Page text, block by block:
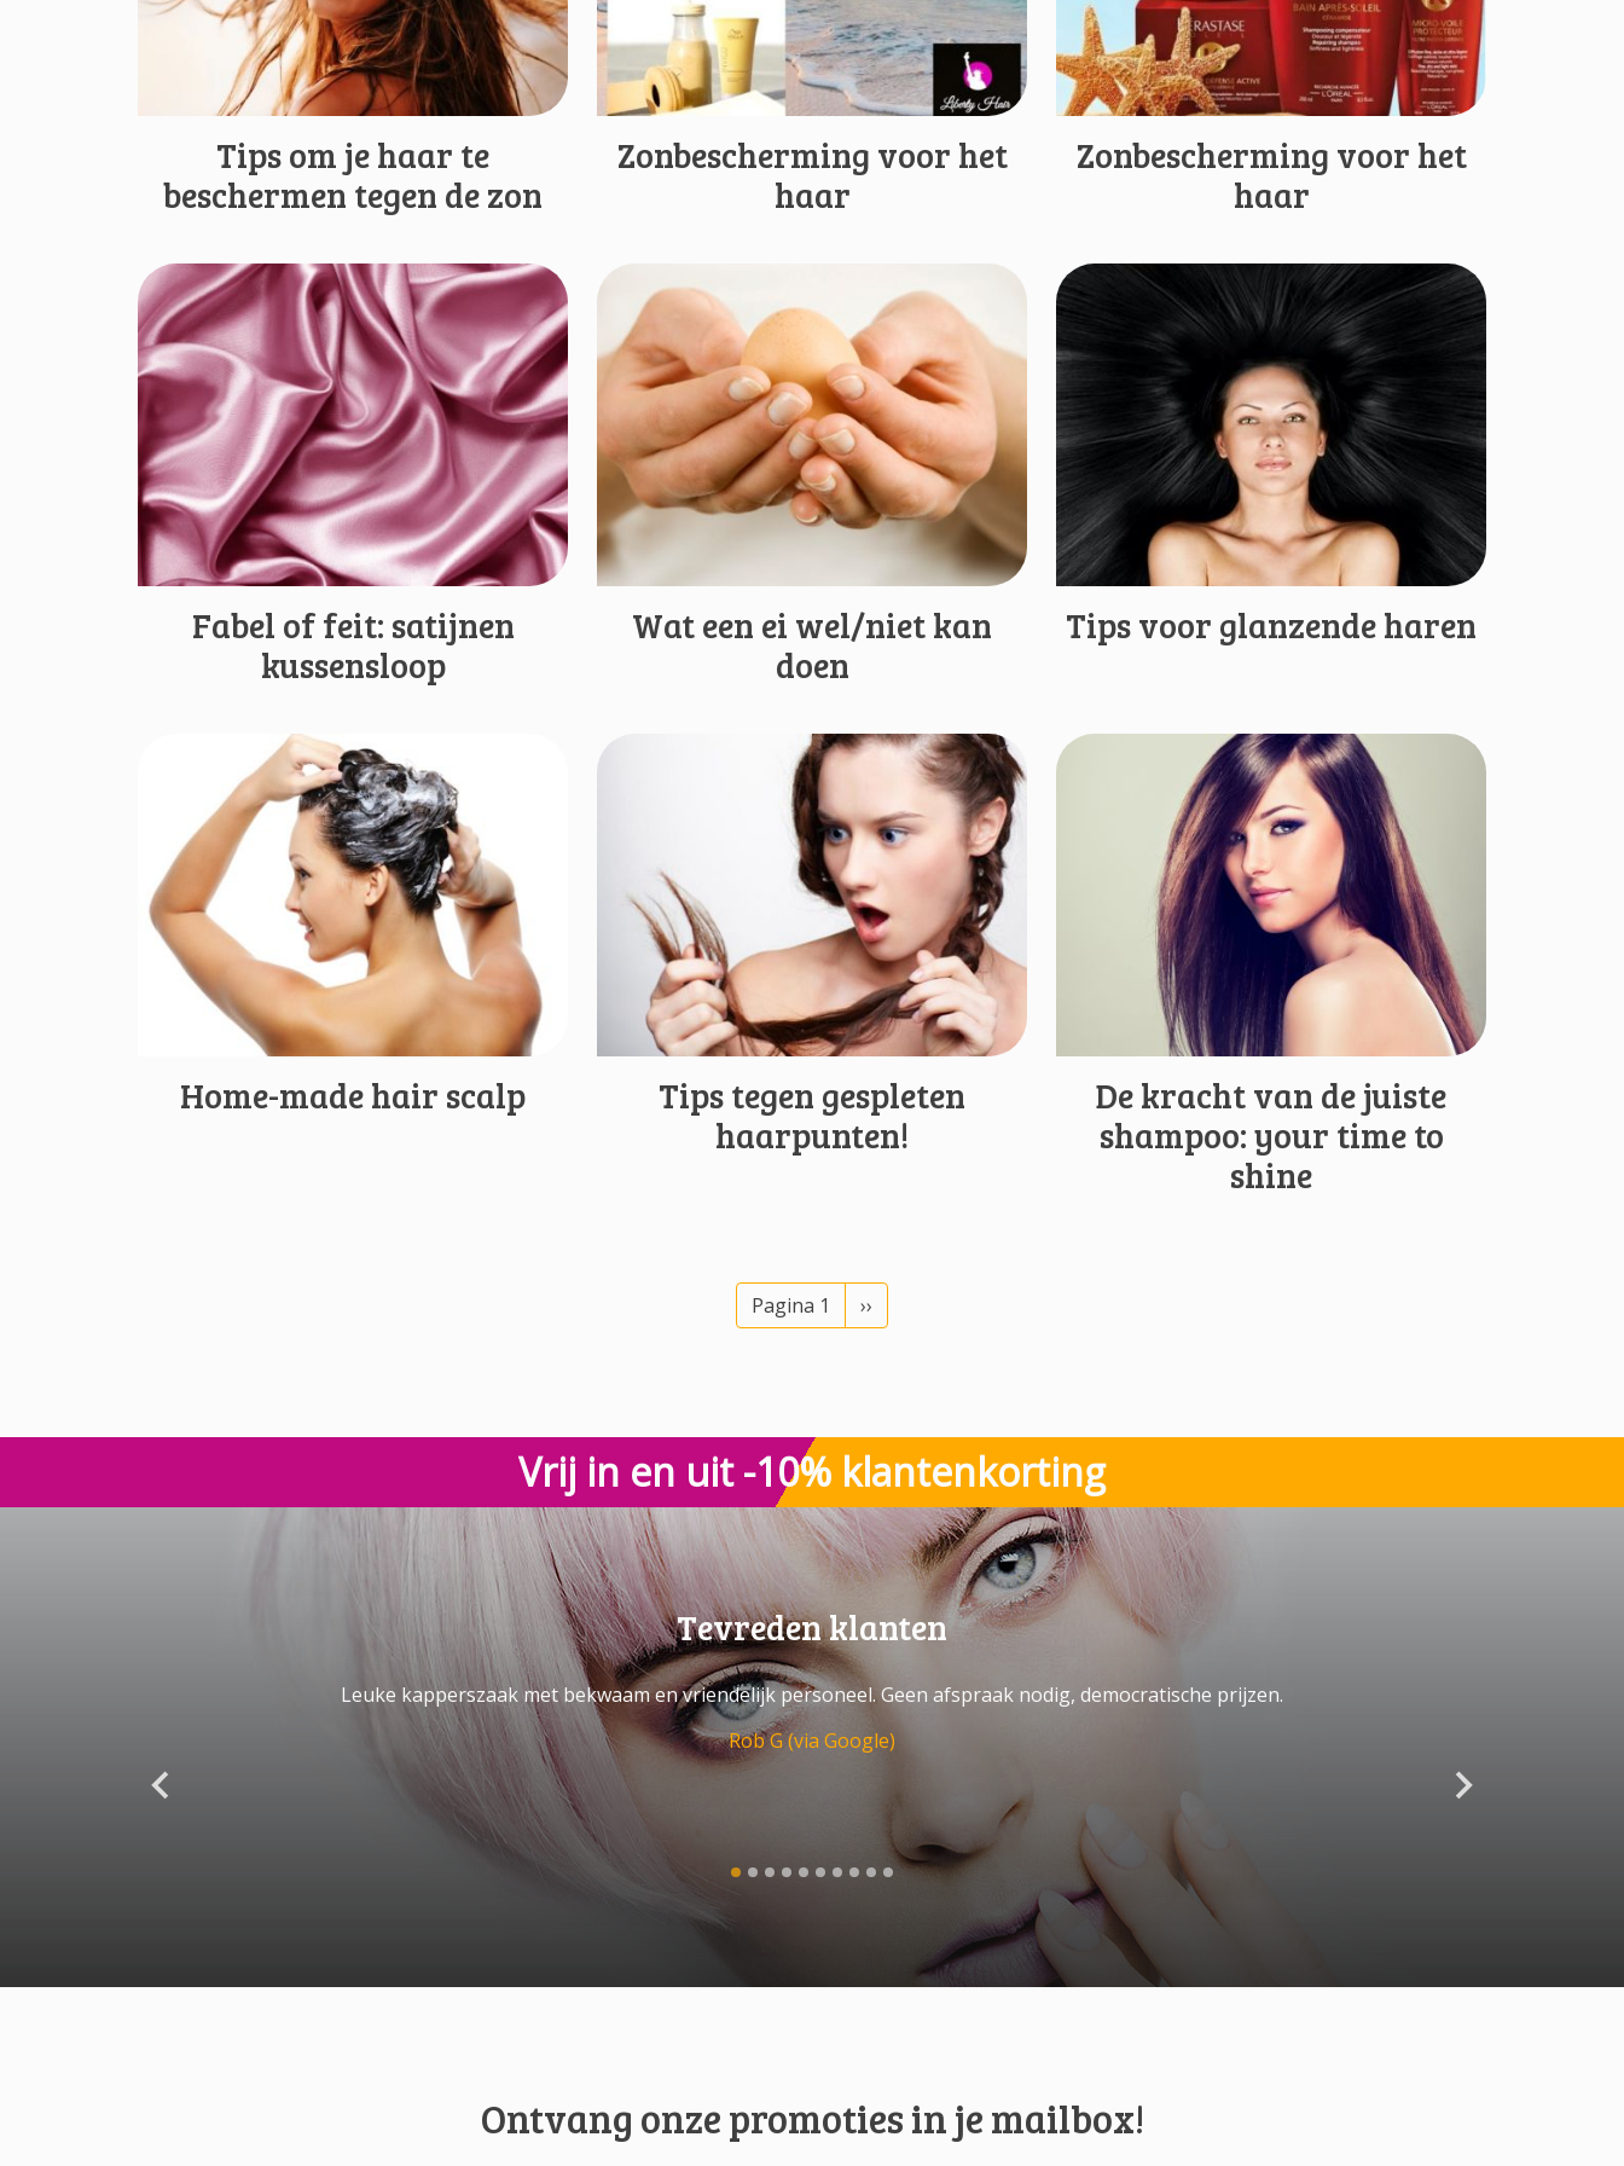
Tips om je haar te
beschermen tegen de zon
Zonbescherming voor het
haar
Zonbescherming voor het
haar
Fabel of feit: satijnen
kussensloop
Wat een ei wel/niet kan
doen
Tips voor glanzende haren
Home-made hair scalp
Tips tegen gespleten
haarpunten!
De kracht van de juiste
shampoo: your time to
shine
Pagina 1 Volgende pagina
››
Vrij in en uit -10% klantenkorting
Tevreden klanten
Leuke kapperszaak met bekwaam en vriendelijk personeel. Geen afspraak nodig, democratische prijzen.
Rob G (via Google)
Ontvang onze promoties in je mailbox!